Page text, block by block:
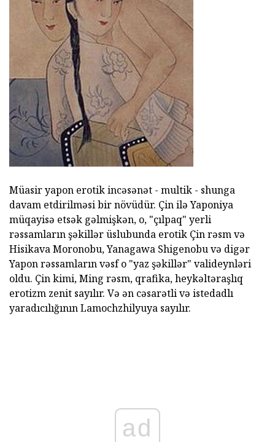
Müasir yapon erotik incəsənət - multik - shunga
davam etdirilməsi bir növüdür. Çin ilə Yaponiya
müqayisə etsək gəlmişkən, o, "çılpaq" yerli
rəssamların şəkillər üslubunda erotik Çin rəsm və
Hisikava Moronobu, Yanagawa Shigenobu və digər
Yapon rəssamların vəsf o "yaz şəkillər" valideynləri
oldu. Çin kimi, Ming rəsm, qrafika, heykəltəraşlıq
erotizm zenit sayılır. Və ən cəsarətli və istedadlı
yaradıcılığının Lamochzhilyuya sayılır.
ad